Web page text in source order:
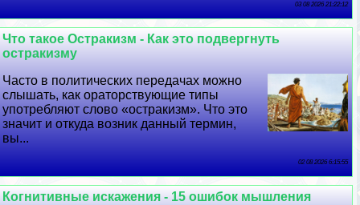
03 08 2026 21:22:12
Что такое Остpaкизм - Как это подвергнуть
остpaкизму
Часто в политических передачах можно
слышать, как ораторствующие типы
употрeбляют слово «остpaкизм». Что это
значит и откуда возник данный термин,
вы...
02 08 2026 6:15:55
Когнитивные искажения - 15 ошибок мышления